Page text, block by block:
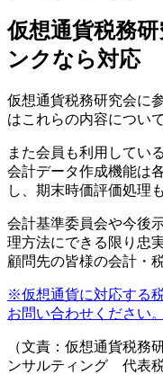
仮想通貨税務
ンクなら対応
仮想通貨税務研究会に
はこれらの内容につい
また会員も利用している
会計データ作成機能は
し、期末時価評価処理
会計基準委員会や今後
理方法にできる限り忠
顧問先の皆様の会計・
※仮想通貨に対応する
お問い合わせください。
（文責：仮想通貨税
ンサルティング 代表